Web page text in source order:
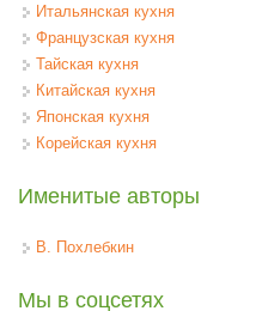
Итальянская кухня
Французская кухня
Тайская кухня
Китайская кухня
Японская кухня
Корейская кухня
Именитые авторы
В. Похлебкин
Мы в соцсетях